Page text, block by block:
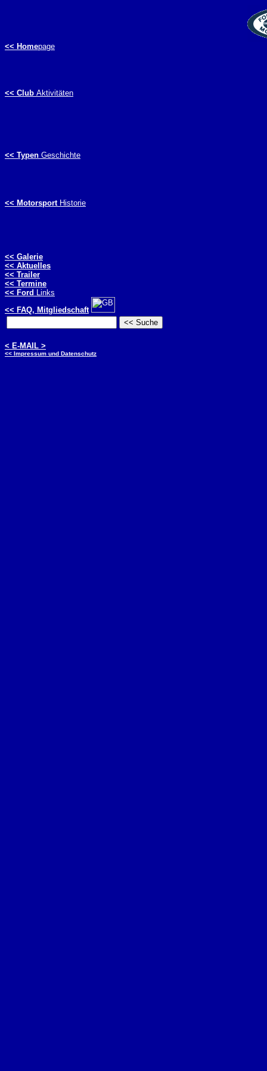
<< Homepage
<< Club Aktivitäten
<< Typen Geschichte
<< MotorsportHistorie
<< Galerie
<< Aktuelles
<< Trailer
<< Termine
<< Ford Links
<< FAQ, Mitgliedschaft
< E-MAIL >
<< Impressum und Datenschutz